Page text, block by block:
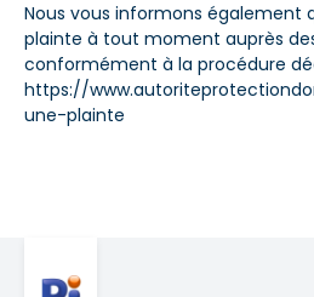
Nous vous informons également
plainte à tout moment auprès
conformément à la procédure
https://
une-plainte